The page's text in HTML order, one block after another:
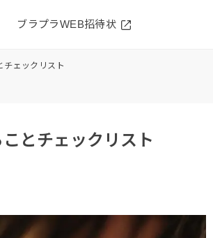
ブラプラWEB招待状
チェックリスト
とチェックリスト